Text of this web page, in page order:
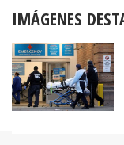
IMÁGENES